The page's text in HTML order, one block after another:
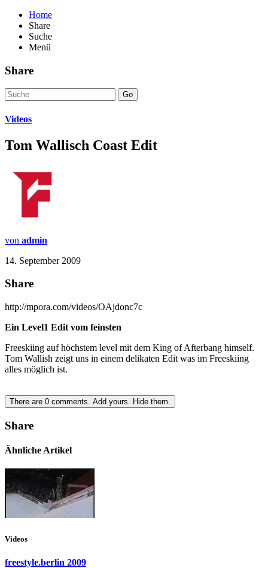
Home
Share
Suche
Menü
Share
Go
Videos
Tom Wallisch Coast Edit
von admin
14. September 2009
Share
http://mpora.com/videos/OAjdonc7c
Ein Level1 Edit vom feinsten
Freeskiing auf höchstem level mit dem King of Afterbang himself.
Tom Wallish zeigt uns in einem delikaten Edit was im Freeskiing
alles möglich ist.
There are 0 comments. Add yours. Hide them.
Share
Ähnliche Artikel
Videos
freestyle.berlin 2009